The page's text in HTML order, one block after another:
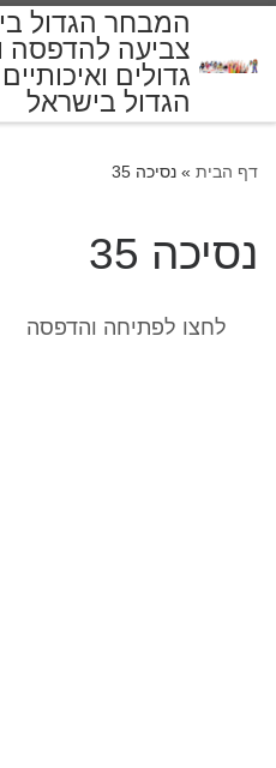
המבחר הגדול
צביעה להדפסה
גדולים
הגדול בישראל
דף הבית » נסיכה 35
נסיכה 35
לחצו לפתיחה והדפסה